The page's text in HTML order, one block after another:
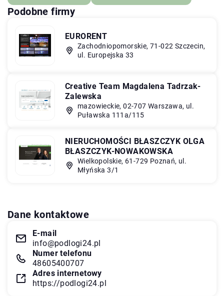
Podobne firmy
EURORENT
Zachodniopomorskie, 71-022 Szczecin,
ul. Europejska 33
Creative Team Magdalena Tadrzak-
Zalewska
mazowieckie, 02-707 Warszawa, ul.
Puławska 111a/115
NIERUCHOMOŚCI BŁASZCZYK OLGA
BŁASZCZYK-NOWAKOWSKA
Wielkopolskie, 61-729 Poznań, ul.
Młyńska 3/1
Dane kontaktowe
E-mail
info@podlogi24.pl
Numer telefonu
48605400707
Adres internetowy
https://podlogi24.pl